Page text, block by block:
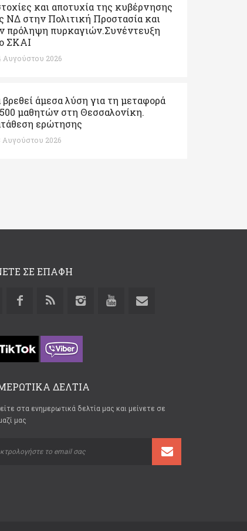
και αποτυχία της κυβέρνησης
ΝΔ στην Πολιτική Προστασία και
πρόληψη πυρκαγιών.Συνέντευξη
ΣΚΑΙ
Αυγούστου 2026
άμεσα λύση για τη μεταφορά
μαθητών στη Θεσσαλονίκη.
ερώτησης
Αυγούστου 2026
ΣΕ ΕΠΑΦΗ
ΔΕΛΤΙΑ
στα ενημερωτικά δελτία μας και μείνετε σε
μας